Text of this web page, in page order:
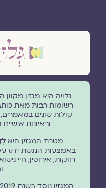
גלויה היא מגזין
רשומות רבות מאת
קולות שונים במאמרים,
וראיונות
מטרת המגזין היא
באמצעות הנגשת ידע על
רווקות, אירוסין, חיי